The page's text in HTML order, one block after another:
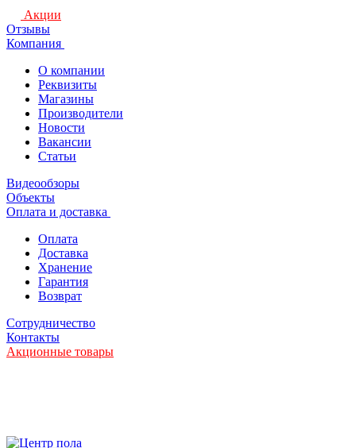
Акции
Отзывы
Компания
О компании
Реквизиты
Магазины
Производители
Новости
Вакансии
Статьи
Видеообзоры
Объекты
Оплата и доставка
Оплата
Доставка
Хранение
Гарантия
Возврат
Сотрудничество
Контакты
Акционные товары